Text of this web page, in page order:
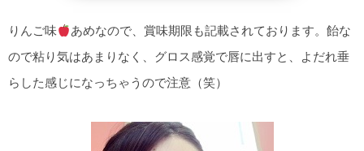
りんご味
あめなので、賞味期限も記載されております。飴な
ので粘り気はあまりなく、グロス感覚で唇に出すと、よだれ垂
らした感じになっちゃうので注意（笑）